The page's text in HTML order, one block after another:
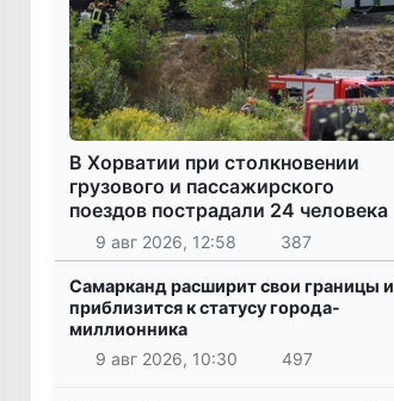
В Хорватии при столкновении
грузового и пассажирского
поездов пострадали 24 человека
9 авг 2026, 12:58 387
Самарканд расширит свои границы и
приблизится к статусу города-
миллионника
9 авг 2026, 10:30
497